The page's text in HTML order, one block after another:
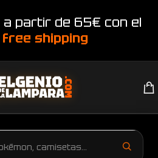
a partir de 65€ con el
free shipping